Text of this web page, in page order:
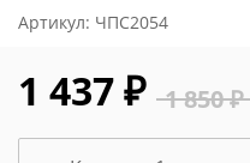
Артикул: ЧПС2054
1 850 ₽
1 437 ₽